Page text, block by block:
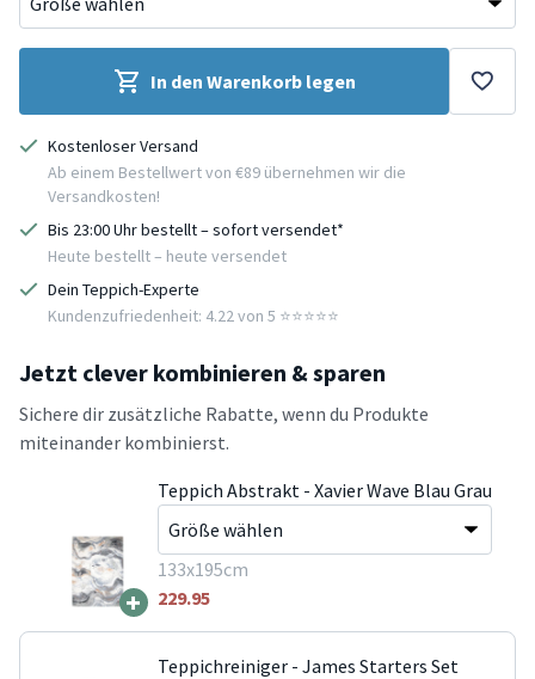
In den Warenkorb legen
Kostenloser Versand
Ab einem Bestellwert von €89 übernehmen wir die
Versandkosten!
Bis 23:00 Uhr bestellt – sofort versendet*
Heute bestellt – heute versendet
Dein Teppich-Experte
Kundenzufriedenheit: 4.22 von 5 ⭐️⭐️⭐️⭐️⭐️
Jetzt clever kombinieren & sparen
Sichere dir zusätzliche Rabatte, wenn du Produkte
miteinander kombinierst.
+
Teppich Abstrakt - Xavier Wave Blau Grau
133x195cm
229.95
Teppichreiniger - James Starters Set